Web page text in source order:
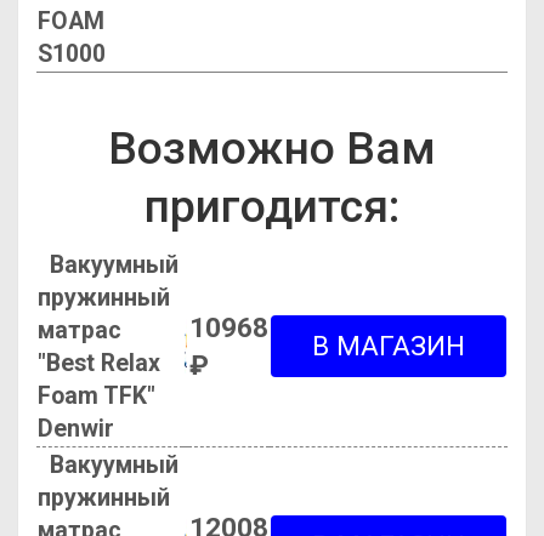
FOAM
S1000
Возможно Вам
пригодится:
Вакуумный
пружинный
матрас
"Best Relax
Foam TFK"
Denwir
10968
₽
Вакуумный
пружинный
матрас
12008